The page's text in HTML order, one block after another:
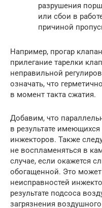
разрушения
или сбои в
причиной
Например, прогар
прилегание тарелки
неправильной
означать, что
в момент такта сжатия.
Добавим, что
в результате
инжекторов. Также
не воспламеняться в
случае, если окажется
обогащенной. Это
неисправностей
результате подсоса
загрязнения